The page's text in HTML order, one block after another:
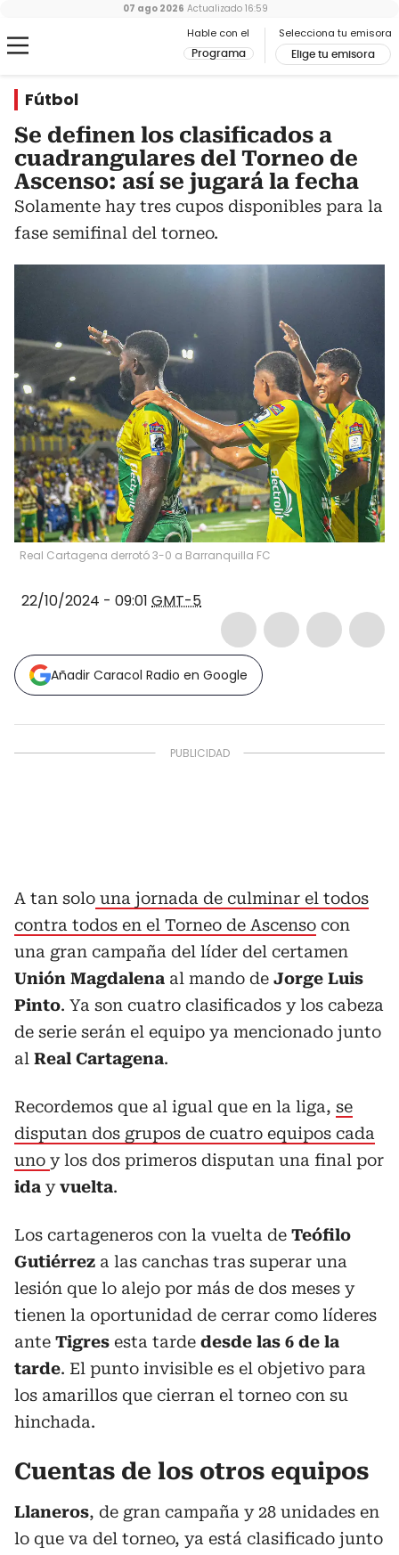
Hable con el
Programa
Selecciona tu emisora
Elige tu emisora
07 ago 2026 Actualizado 16:59
Fútbol
Se definen los clasificados a
cuadrangulares del Torneo de
Ascenso: así se jugará la fecha
Solamente hay tres cupos disponibles para la
fase semifinal del torneo.
Real Cartagena derrotó 3-0 a Barranquilla FC
22/10/2024 - 09:01 GMT-5
Añadir Caracol Radio en Google
A tan solo una jornada de culminar el todos
contra todos en el Torneo de Ascenso con
una gran campaña del líder del certamen
Unión Magdalena al mando de Jorge Luis
Pinto. Ya son cuatro clasificados y los cabeza
de serie serán el equipo ya mencionado junto
al Real Cartagena.
Recordemos que al igual que en la liga, se
disputan dos grupos de cuatro equipos cada
uno y los dos primeros disputan una final por
ida yvuelta.
Los cartageneros con la vuelta de Teófilo
Gutiérrez a las canchas tras superar una
lesión que lo alejo por más de dos meses y
tienen la oportunidad de cerrar como líderes
ante Tigres esta tarde desde las 6 de la
tarde. El punto invisible es el objetivo para
los amarillos que cierran el torneo con su
hinchada.
Cuentas de los otros equipos
Llaneros, de gran campaña y 28 unidades en
lo que va del torneo, ya está clasificado junto